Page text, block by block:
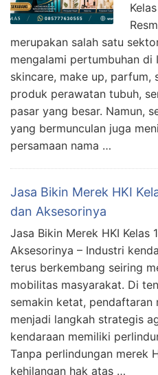
merupakan salah satu
mengalami pertumbuhan di
skincare, make up, parfum,
produk perawatan tubuh,
pasar yang besar. Namun,
yang bermunculan juga
persamaan nama …
Jasa Bikin Merek HKI
dan Aksesorinya
Jasa Bikin Merek HKI Kelas
Aksesorinya – Industri
terus berkembang seiring
mobilitas masyarakat. Di
semakin ketat, pendaftaran
menjadi langkah strategis
kendaraan memiliki
Tanpa perlindungan merek
kehilangan hak atas …